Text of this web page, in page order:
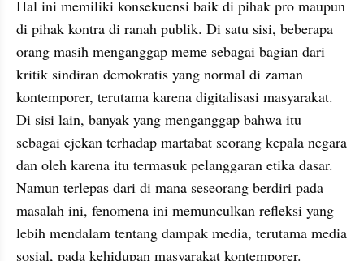
Hal ini memiliki konsekuensi baik di pihak pro maupun
di pihak kontra di ranah publik. Di satu sisi, beberapa
orang masih menganggap meme sebagai bagian dari
kritik sindiran demokratis yang normal di zaman
kontemporer, terutama karena digitalisasi masyarakat.
Di sisi lain, banyak yang menganggap bahwa itu
sebagai ejekan terhadap martabat seorang kepala negara
dan oleh karena itu termasuk pelanggaran etika dasar.
Namun terlepas dari di mana seseorang berdiri pada
masalah ini, fenomena ini memunculkan refleksi yang
lebih mendalam tentang dampak media, terutama media
sosial, pada kehidupan masyarakat kontemporer.